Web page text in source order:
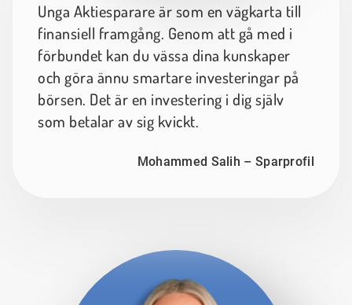
Unga Aktiesparare är som en vägkarta till
finansiell framgång. Genom att gå med i
förbundet kan du vässa dina kunskaper
och göra ännu smartare investeringar på
börsen. Det är en investering i dig själv
som betalar av sig kvickt.
Mohammed Salih – Sparprofil